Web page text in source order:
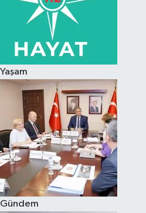
Yaşam
Gündem
Yaşam
Yerel Yönetimler
Yurttan